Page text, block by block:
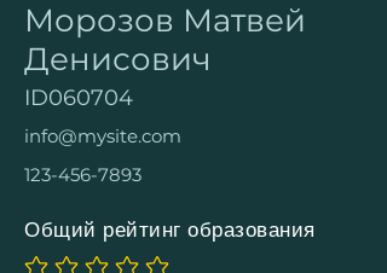
Морозов Матвей
Денисович
ID060704
info@mysite.com
123-456-7893
Общий рейтинг образования